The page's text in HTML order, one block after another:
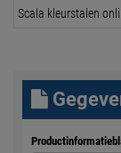
Scala kleurstalen